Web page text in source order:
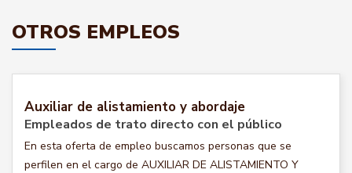
OTROS EMPLEOS
Auxiliar de alistamiento y abordaje
Empleados de trato directo con el público
En esta oferta de empleo buscamos personas que se
perfilen en el cargo de AUXILIAR DE ALISTAMIENTO Y